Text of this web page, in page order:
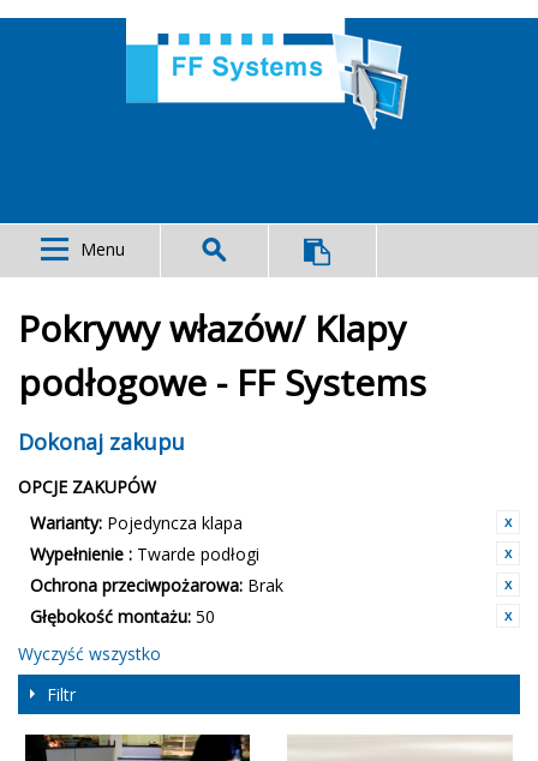
Menu
Pokrywy włazów/ Klapy
podłogowe - FF Systems
Dokonaj zakupu
OPCJE ZAKUPÓW
Warianty: Pojedyncza klapa
Wypełnienie : Twarde podłogi
Ochrona przeciwpożarowa: Brak
Głębokość montażu: 50
Wyczyść wszystko
Filtr